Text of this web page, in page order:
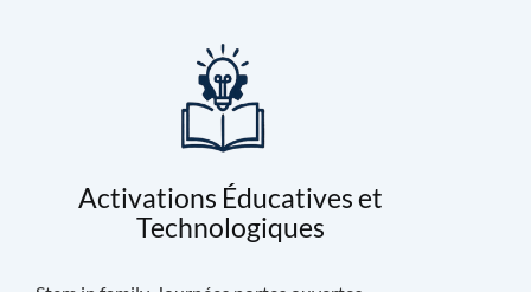
Activations Éducatives et
Technologiques